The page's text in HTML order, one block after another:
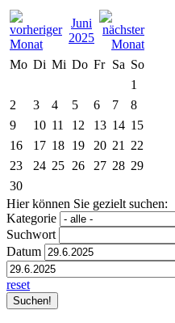
Juni
2025
Mo Di Mi Do Fr Sa So
1
2
3 4 5 6 7
8
9
10 11 12 13 14 15
16
17 18 19 20 21
22
23
24 25 26 27 28 29
30
Hier können Sie gezielt suchen:
Kategorie
Suchwort
Datum
reset